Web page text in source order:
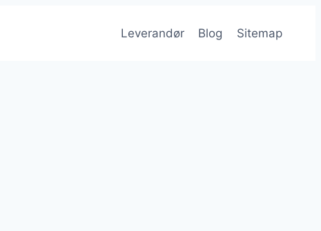
Leverandør Blog Sitemap